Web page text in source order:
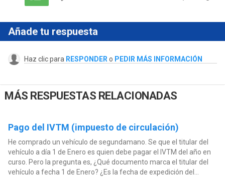
Añade tu respuesta
Haz clic para RESPONDER o PEDIR MÁS INFORMACIÓN
MÁS RESPUESTAS RELACIONADAS
Pago del IVTM (impuesto de circulación)
He comprado un vehículo de segundamano. Se que el titular del
vehículo a día 1 de Enero es quien debe pagar el IVTM del año en
curso. Pero la pregunta es, ¿Qué documento marca el titular del
vehículo a fecha 1 de Enero? ¿Es la fecha de expedición del...